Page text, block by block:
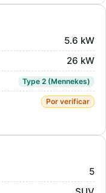
5.6 kW
26 kW
Type 2 (Mennekes)
Por verificar
5